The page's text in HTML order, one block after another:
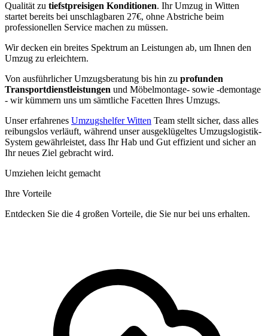
Qualität zu tiefstpreisigen Konditionen. Ihr Umzug in Witten
startet bereits bei unschlagbaren 27€, ohne Abstriche beim
professionellen Service machen zu müssen.
Wir decken ein breites Spektrum an Leistungen ab, um Ihnen den
Umzug zu erleichtern.
Von ausführlicher Umzugsberatung bis hin zu profunden
Transportdienstleistungen und Möbelmontage- sowie -demontage
- wir kümmern uns um sämtliche Facetten Ihres Umzugs.
Unser erfahrenes Umzugshelfer Witten Team stellt sicher, dass alles
reibungslos verläuft, während unser ausgeklügeltes Umzugslogistik-
System gewährleistet, dass Ihr Hab und Gut effizient und sicher an
Ihr neues Ziel gebracht wird.
Umziehen leicht gemacht
Ihre Vorteile
Entdecken Sie die 4 großen Vorteile, die Sie nur bei uns erhalten.